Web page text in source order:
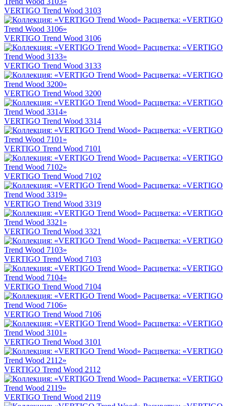
VERTIGO Trend Wood 3103
VERTIGO Trend Wood 3106
VERTIGO Trend Wood 3133
VERTIGO Trend Wood 3200
VERTIGO Trend Wood 3314
VERTIGO Trend Wood 7101
VERTIGO Trend Wood 7102
VERTIGO Trend Wood 3319
VERTIGO Trend Wood 3321
VERTIGO Trend Wood 7103
VERTIGO Trend Wood 7104
VERTIGO Trend Wood 7106
VERTIGO Trend Wood 3101
VERTIGO Trend Wood 2112
VERTIGO Trend Wood 2119